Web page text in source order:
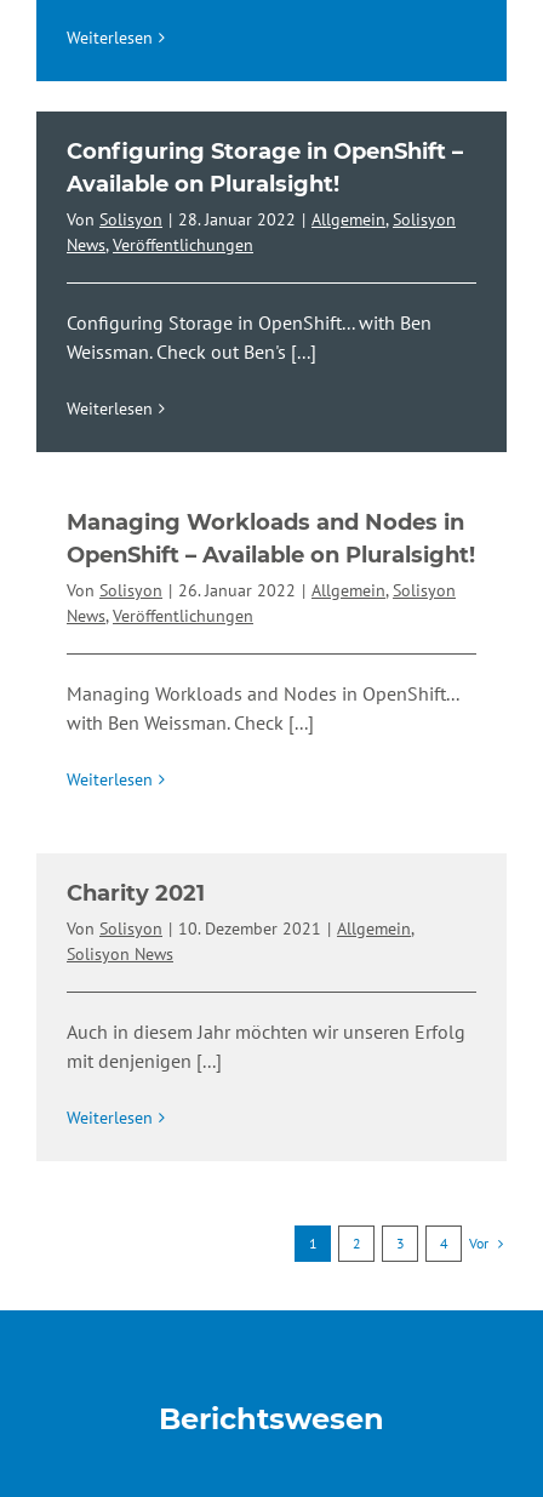
Weiterlesen
Configuring Storage in OpenShift –
Available on Pluralsight!
Von Solisyon | 28. Januar 2022 | Allgemein,Solisyon
News,Veröffentlichungen
Configuring Storage in OpenShift... with Ben
Weissman. Check out Ben's [...]
Weiterlesen
Managing Workloads and Nodes in
OpenShift – Available on Pluralsight!
Von Solisyon | 26. Januar 2022 | Allgemein,Solisyon
News,Veröffentlichungen
Managing Workloads and Nodes in OpenShift...
with Ben Weissman. Check [...]
Weiterlesen
Charity 2021
Von Solisyon | 10. Dezember 2021 | Allgemein,
Solisyon News
Auch in diesem Jahr möchten wir unseren Erfolg
mit denjenigen [...]
Weiterlesen
1 2 3 4 Vor
Berichtswesen